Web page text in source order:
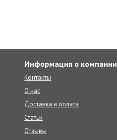
Информация о компании
Контакты
О нас
Доставка и оплата
Статьи
Отзывы